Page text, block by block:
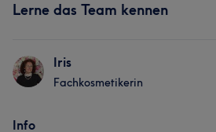
Lerne das Team kennen
Iris
Fachkosmetikerin
Info